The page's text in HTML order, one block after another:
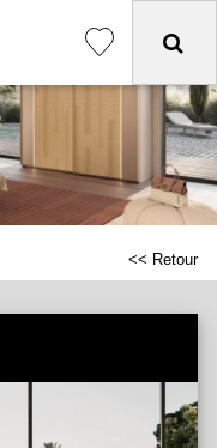
<< Retour